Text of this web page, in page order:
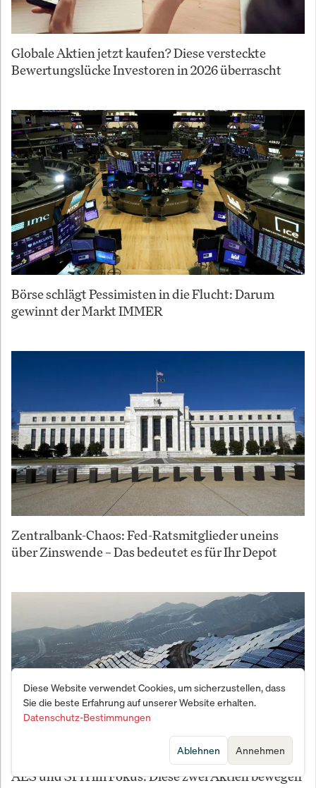
Globale Aktien jetzt kaufen? Diese versteckte
Bewertungslücke Investoren in 2026 überrascht
Börse schlägt Pessimisten in die Flucht: Darum
gewinnt der Markt IMMER
Zentralbank-Chaos: Fed-Ratsmitglieder uneins
über Zinswende – Das bedeutet es für Ihr Depot
AES und SPH im Fokus: Diese zwei Aktien bewegen
Diese Website verwendet Cookies, um sicherzustellen, dass
Sie die beste Erfahrung auf unserer Website erhalten.
Datenschutz-Bestimmungen
Annehmen
Ablehnen